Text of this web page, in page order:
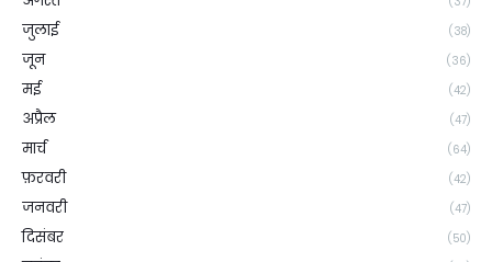
जुलाई (38)
जून (36)
मई (42)
अप्रैल (47)
मार्च (64)
फ़रवरी (42)
जनवरी (47)
दिसंबर (50)